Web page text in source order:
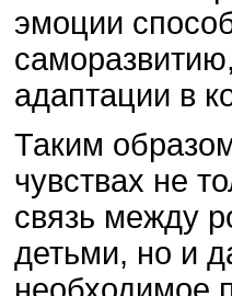
эмоции
адаптации в
Таким
чувствах не
связь между
детьми, но и
необходимое